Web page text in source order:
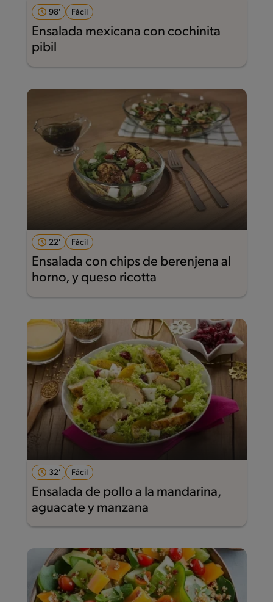
98' Fácil
Ensalada mexicana con cochinita
pibil
22' Fácil
Ensalada con chips de berenjena al
horno, y queso ricotta
32' Fácil
Ensalada de pollo a la mandarina,
aguacate y manzana